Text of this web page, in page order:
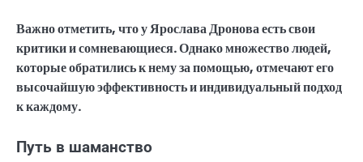
Важно отметить, что у Ярослава Дронова есть свои
критики и сомневающиеся. Однако множество людей,
которые обратились к нему за помощью, отмечают его
высочайшую эффективность и индивидуальный подход
к каждому.
Путь в шаманство